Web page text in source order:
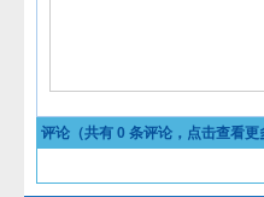
评论（共有 0 条评论，点击查看更